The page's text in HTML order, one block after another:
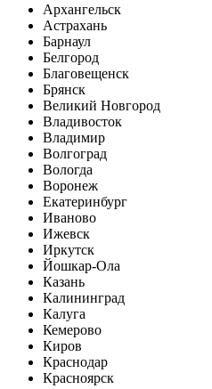
Архангельск
Астрахань
Барнаул
Белгород
Благовещенск
Брянск
Великий Новгород
Владивосток
Владимир
Волгоград
Вологда
Воронеж
Екатеринбург
Иваново
Ижевск
Иркутск
Йошкар-Ола
Казань
Калининград
Калуга
Кемерово
Киров
Краснодар
Красноярск